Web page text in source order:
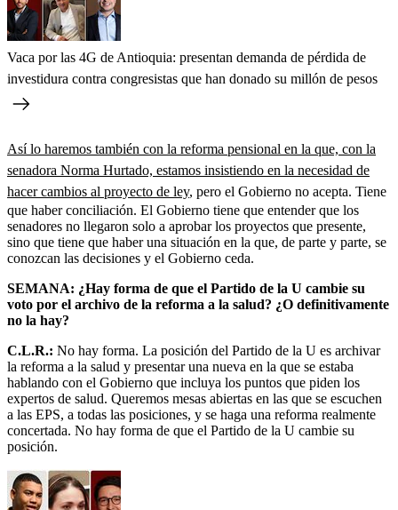
Vaca por las 4G de Antioquia: presentan demanda de pérdida de
investidura contra congresistas que han donado su millón de pesos
Así lo haremos también con la reforma pensional en la que, con la
senadora Norma Hurtado, estamos insistiendo en la necesidad de
hacer cambios al proyecto de ley, pero el Gobierno no acepta. Tiene
que haber conciliación. El Gobierno tiene que entender que los
senadores no llegaron solo a aprobar los proyectos que presente,
sino que tiene que haber una situación en la que, de parte y parte, se
conozcan las decisiones y el Gobierno ceda.
SEMANA: ¿Hay forma de que el Partido de la U cambie su
voto por el archivo de la reforma a la salud? ¿O definitivamente
no la hay?
C.L.R.: No hay forma. La posición del Partido de la U es archivar
la reforma a la salud y presentar una nueva en la que se estaba
hablando con el Gobierno que incluya los puntos que piden los
expertos de salud. Queremos mesas abiertas en las que se escuchen
a las EPS, a todas las posiciones, y se haga una reforma realmente
concertada. No hay forma de que el Partido de la U cambie su
posición.